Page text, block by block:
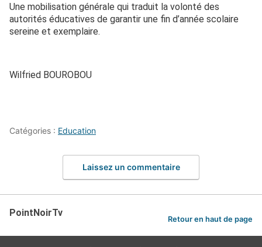
Une mobilisation générale qui traduit la volonté des
autorités éducatives de garantir une fin d’année scolaire
sereine et exemplaire.
Wilfried BOUROBOU
Catégories : Education
Laissez un commentaire
PointNoirTv
Retour en haut de page